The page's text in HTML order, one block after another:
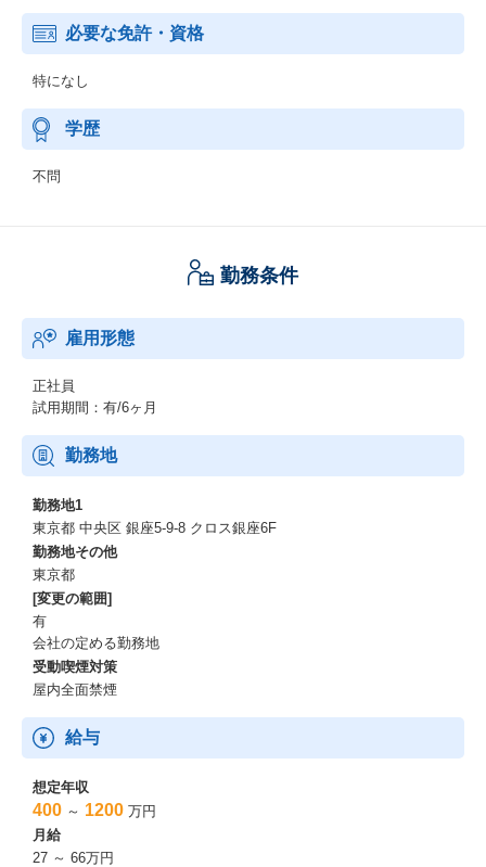
必要な免許・資格
特になし
学歴
不問
勤務条件
雇用形態
正社員
試用期間：有/6ヶ月
勤務地
勤務地1
東京都 中央区 銀座5-9-8 クロス銀座6F
勤務地その他
東京都
[変更の範囲]
有
会社の定める勤務地
受動喫煙対策
屋内全面禁煙
給与
想定年収
400 ～ 1200 万円
月給
27 ～ 66万円